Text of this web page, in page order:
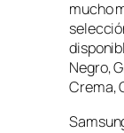
mucho
Negro,
Crema,